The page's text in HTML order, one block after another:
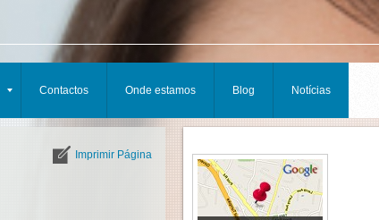
Contactos Onde estamos Blog Notícias
Imprimir Página